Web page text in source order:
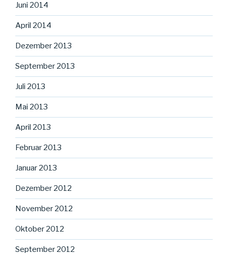
Juni 2014
April 2014
Dezember 2013
September 2013
Juli 2013
Mai 2013
April 2013
Februar 2013
Januar 2013
Dezember 2012
November 2012
Oktober 2012
September 2012